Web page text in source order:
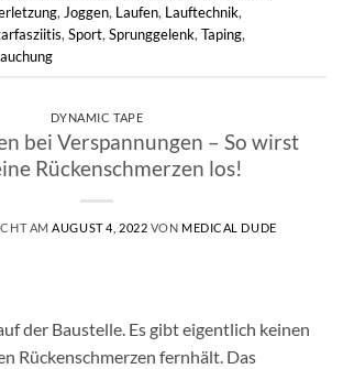
, Joggen, Laufen, Lauftechnik,
, Sport, Sprunggelenk, Taping,
DYNAMIC TAPE
bei Verspannungen – So wirst
Rückenschmerzen los!
AMAUGUST 4, 2022 VON MEDICAL DUDE
der Baustelle. Es gibt eigentlich keinen
Rückenschmerzen fernhält. Das